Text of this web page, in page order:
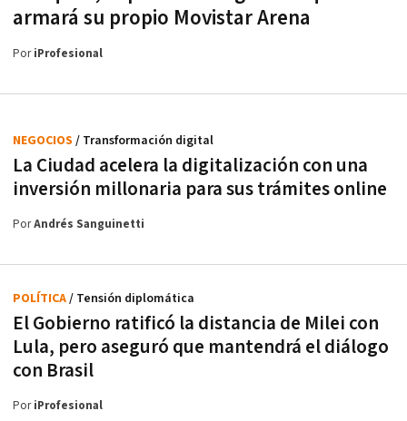
armará su propio Movistar Arena
PoriProfesional
La Ciudad acelera la digitalización con una
inversión millonaria para sus trámites online
NEGOCIOS / Transformación digital
PorAndrés Sanguinetti
El Gobierno ratificó la distancia de Milei con
Lula, pero aseguró que mantendrá el diálogo
con Brasil
POLÍTICA/ Tensión diplomática
PoriProfesional